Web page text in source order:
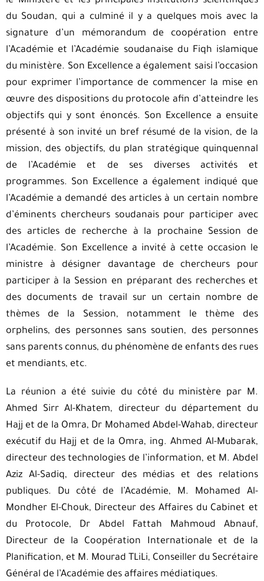
du Soudan, qui a culminé il y a quelques mois avec la
signature d’un mémorandum de coopération entre
l’Académie et l’Académie soudanaise du Fiqh islamique
du ministère. Son Excellence a également saisi l’occasion
pour exprimer l’importance de commencer la mise en
œuvre des dispositions du protocole afin d’atteindre les
objectifs qui y sont énoncés. Son Excellence a ensuite
présenté à son invité un bref résumé de la vision, de la
mission, des objectifs, du plan stratégique quinquennal
de l’Académie et de ses diverses activités et
programmes. Son Excellence a également indiqué que
l’Académie a demandé des articles à un certain nombre
d’éminents chercheurs soudanais pour participer avec
des articles de recherche à la prochaine Session de
l’Académie. Son Excellence a invité à cette occasion le
ministre à désigner davantage de chercheurs pour
participer à la Session en préparant des recherches et
des documents de travail sur un certain nombre de
thèmes de la Session, notamment le thème des
orphelins, des personnes sans soutien, des personnes
sans parents connus, du phénomène de enfants des rues
et mendiants, etc.
La réunion a été suivie du côté du ministère par M.
Ahmed Sirr Al-Khatem, directeur du département du
Hajj et de la Omra, Dr Mohamed Abdel-Wahab, directeur
exécutif du Hajj et de la Omra, ing. Ahmed Al-Mubarak,
directeur des technologies de l’information, et M. Abdel
Aziz Al-Sadiq, directeur des médias et des relations
publiques. Du côté de l’Académie, M. Mohamed Al-
Mondher El-Chouk, Directeur des Affaires du Cabinet et
du Protocole, Dr Abdel Fattah Mahmoud Abnauf,
Directeur de la Coopération Internationale et de la
Planification, et M. Mourad TLiLi, Conseiller du Secrétaire
Général de l’Académie des affaires médiatiques.